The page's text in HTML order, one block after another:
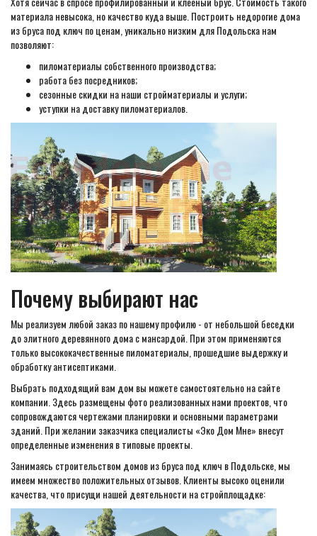
материала невысока, но качество куда выше. Построить недорогие дома
из бруса под ключ по ценам, уникально низким для Подольска нам
позволяют:
пиломатериалы собственного производства;
работа без посредников;
сезонные скидки на наши стройматериалы и услуги;
уступки на доставку пиломатериалов.
Почему выбирают нас
Мы реализуем любой заказ по нашему профилю - от небольшой беседки
до элитного деревянного дома с мансардой. При этом применяются
только высококачественные пиломатериалы, прошедшие выдержку и
обработку антисептиками.
Выбрать подходящий вам дом вы можете самостоятельно на сайте
компании. Здесь размещены фото реализованных нами проектов, что
сопровождаются чертежами планировки и основными параметрами
зданий. При желании заказчика специалисты «Эко Дом Мне» внесут
определенные изменения в типовые проекты.
Занимаясь строительством домов из бруса под ключ в Подольске, мы
имеем множество положительных отзывов. Клиенты высоко оценили
качества, что присущи нашей деятельности на стройплощадке: